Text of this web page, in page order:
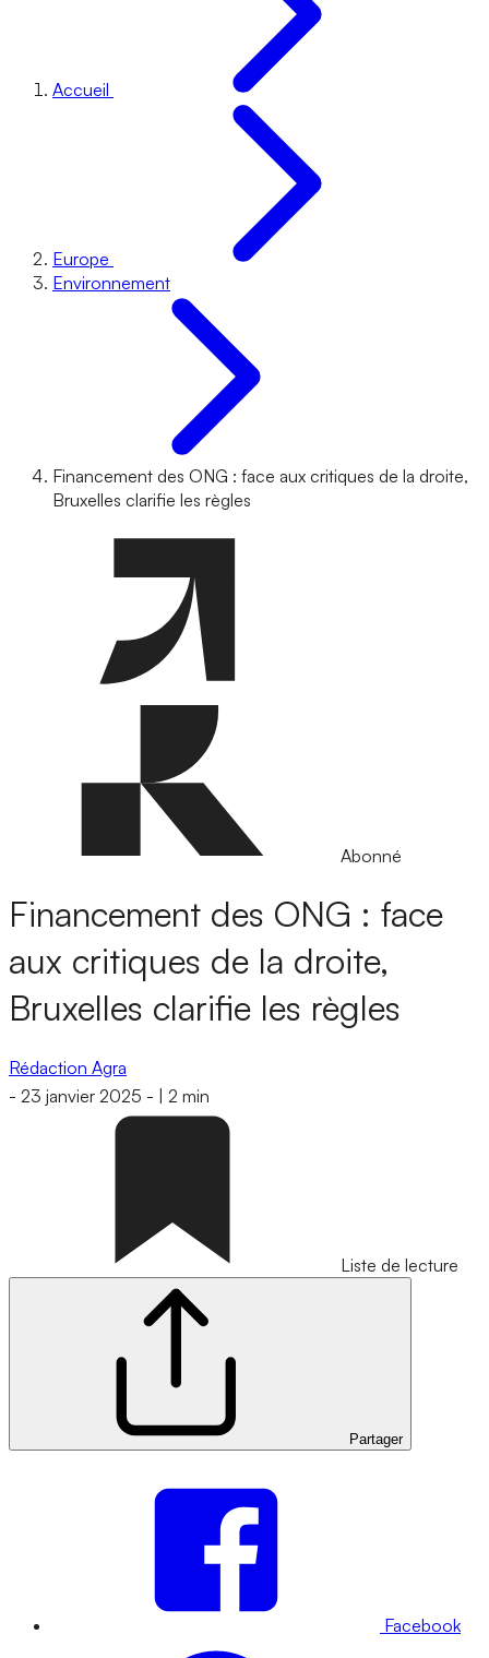
Accueil
Europe
Environnement
Financement des ONG : face aux critiques de la droite,
Bruxelles clarifie les règles
Abonné
Financement des ONG : face
aux critiques de la droite,
Bruxelles clarifie les règles
Rédaction Agra
- 23 janvier 2025 - 2 min
Liste de lecture
Partager
Facebook